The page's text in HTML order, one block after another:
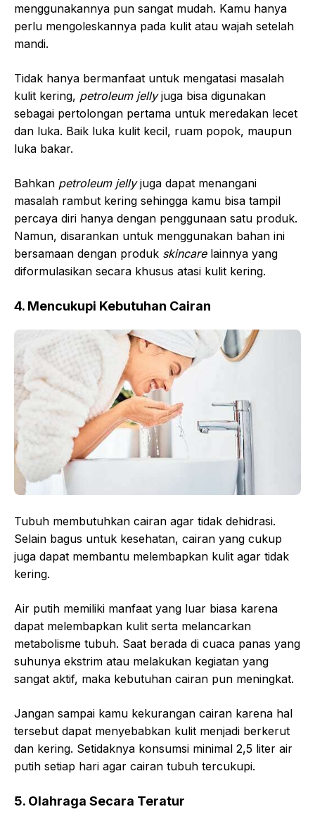
menggunakannya pun sangat mudah. Kamu hanya
perlu mengoleskannya pada kulit atau wajah setelah
mandi.
Tidak hanya bermanfaat untuk mengatasi masalah
kulit kering, petroleum jellyjuga bisa digunakan
sebagai pertolongan pertama untuk meredakan lecet
dan luka. Baik luka kulit kecil, ruam popok, maupun
luka bakar.
Bahkan petroleum jellyjuga dapat menangani
masalah rambut kering sehingga kamu bisa tampil
percaya diri hanya dengan penggunaan satu produk.
Namun, disarankan untuk menggunakan bahan ini
bersamaan dengan produk skincare lainnya yang
diformulasikan secara khusus atasi kulit kering.
4. Mencukupi Kebutuhan Cairan
Tubuh membutuhkan cairan agar tidak dehidrasi.
Selain bagus untuk kesehatan, cairan yang cukup
juga dapat membantu melembapkan kulit agar tidak
kering.
Air putih memiliki manfaat yang luar biasa karena
dapat melembapkan kulit serta melancarkan
metabolisme tubuh. Saat berada di cuaca panas yang
suhunya ekstrim atau melakukan kegiatan yang
sangat aktif, maka kebutuhan cairan pun meningkat.
Jangan sampai kamu kekurangan cairan karena hal
tersebut dapat menyebabkan kulit menjadi berkerut
dan kering. Setidaknya konsumsi minimal 2,5 liter air
putih setiap hari agar cairan tubuh tercukupi.
5. Olahraga Secara Teratur